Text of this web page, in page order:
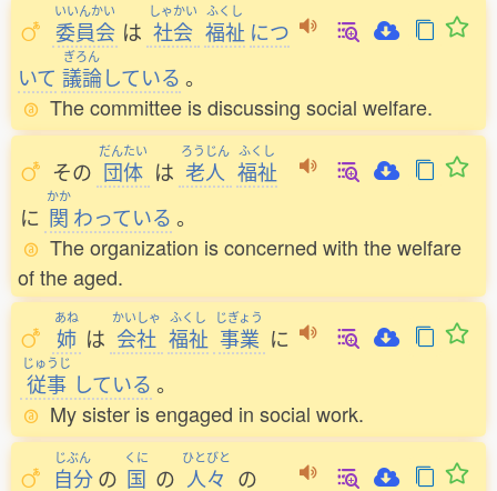
いいんかい
委員会 は
しゃかい
社会
ふくし
福祉 につ
いて
ぎろん
議論している 。
The committee is discussing social welfare.
その
だんたい
団体 は
ろうじん
老人
ふくし
福祉
に
かか
関 わっている 。
The organization is concerned with the welfare
of the aged.
あね
姉 は
かいしゃ
会社
ふくし
福祉
じぎょう
事業 に
じゅうじ
従事 している 。
My sister is engaged in social work.
じぶん
自分 の
くに
国 の
ひとびと
人々 の